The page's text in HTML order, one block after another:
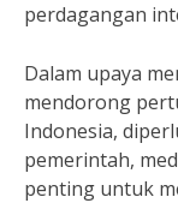
perdagangan
Dalam upaya
mendorong
Indonesia,
pemerintah,
penting untuk